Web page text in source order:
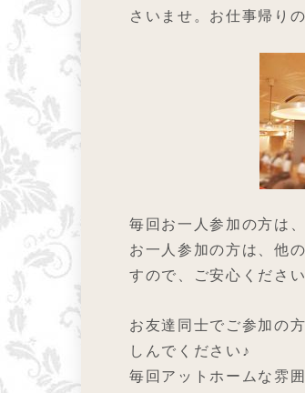
さいませ。お仕事帰り
毎回お一人参加の方は
お一人参加の方は、他
すので、ご安心くださ
お友達同士でご参加の
しんでください♪
毎回アットホームな雰